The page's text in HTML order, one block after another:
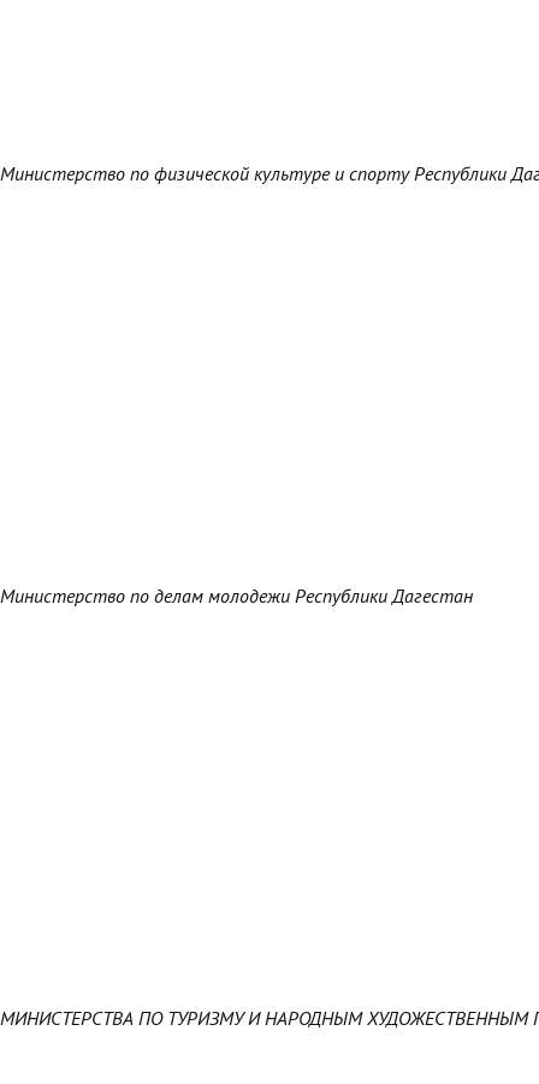
Министерство по физической культуре и спорту Республики
Министерство по делам молодежи Республики Дагестан
МИНИСТЕРСТВА ПО ТУРИЗМУ И НАРОДНЫМ ХУДОЖЕСТВЕННЫМ